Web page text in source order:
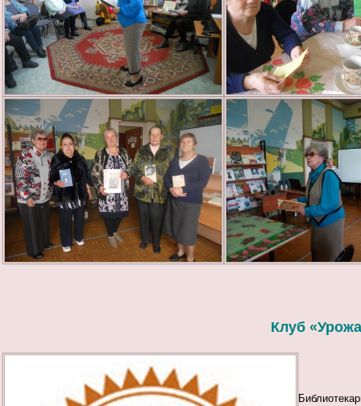
Клуб